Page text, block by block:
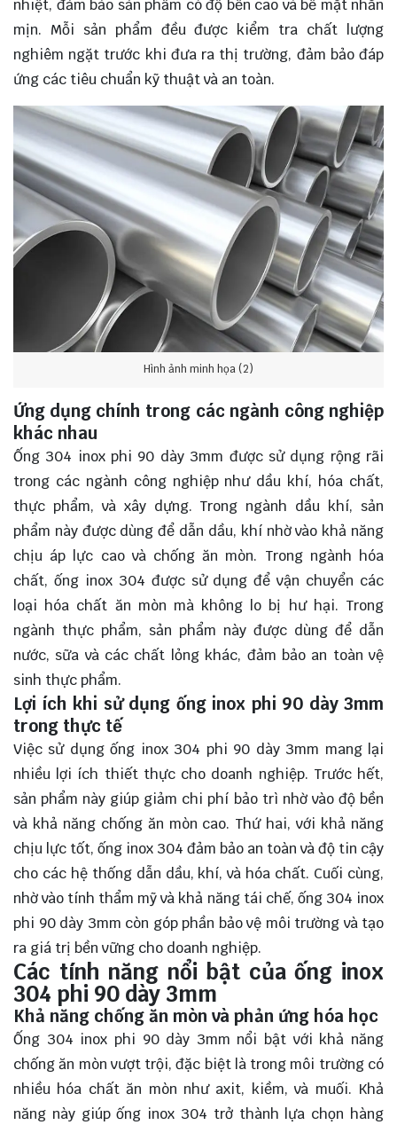
nhiệt, đảm bảo sản phẩm có độ bền cao và bề mặt nhẵn
mịn. Mỗi sản phẩm đều được kiểm tra chất lượng
nghiêm ngặt trước khi đưa ra thị trường, đảm bảo đáp
ứng các tiêu chuẩn kỹ thuật và an toàn.
Hình ảnh minh họa (2)
Ứng dụng chính trong các ngành công nghiệp
khác nhau
Ống 304 inox phi 90 dày 3mm được sử dụng rộng rãi
trong các ngành công nghiệp như dầu khí, hóa chất,
thực phẩm, và xây dựng. Trong ngành dầu khí, sản
phẩm này được dùng để dẫn dầu, khí nhờ vào khả năng
chịu áp lực cao và chống ăn mòn. Trong ngành hóa
chất, ống inox 304 được sử dụng để vận chuyển các
loại hóa chất ăn mòn mà không lo bị hư hại. Trong
ngành thực phẩm, sản phẩm này được dùng để dẫn
nước, sữa và các chất lỏng khác, đảm bảo an toàn vệ
sinh thực phẩm.
Lợi ích khi sử dụng ống inox phi 90 dày 3mm
trong thực tế
Việc sử dụng ống inox 304 phi 90 dày 3mm mang lại
nhiều lợi ích thiết thực cho doanh nghiệp. Trước hết,
sản phẩm này giúp giảm chi phí bảo trì nhờ vào độ bền
và khả năng chống ăn mòn cao. Thứ hai, với khả năng
chịu lực tốt, ống inox 304 đảm bảo an toàn và độ tin cậy
cho các hệ thống dẫn dầu, khí, và hóa chất. Cuối cùng,
nhờ vào tính thẩm mỹ và khả năng tái chế, ống 304 inox
phi 90 dày 3mm còn góp phần bảo vệ môi trường và tạo
ra giá trị bền vững cho doanh nghiệp.
Các tính năng nổi bật của ống inox
304 phi 90 dày 3mm
Khả năng chống ăn mòn và phản ứng hóa học
Ống 304 inox phi 90 dày 3mm nổi bật với khả năng
chống ăn mòn vượt trội, đặc biệt là trong môi trường có
nhiều hóa chất ăn mòn như axit, kiềm, và muối. Khả
năng này giúp ống inox 304 trở thành lựa chọn hàng